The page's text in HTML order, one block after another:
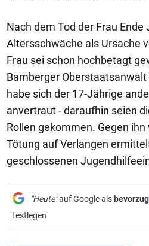
Nach dem Tod der Frau
Altersschwäche als Ursache
Frau sei schon hochbetagt
Bamberger Oberstaatsanwalt
habe sich der 17-Jährige
anvertraut - daraufhin seien
Rollen gekommen. Gegen
Tötung auf Verlangen
geschlossenen
"Heute"auf Google als
festlegen